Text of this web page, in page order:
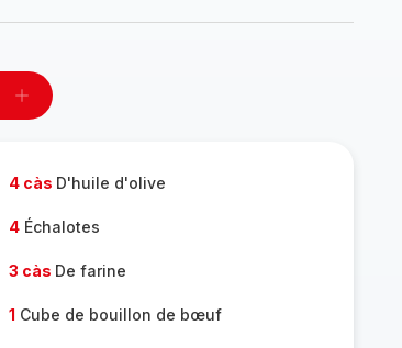
Ajouter
4 càs D'huile d'olive
4Échalotes
3 càs De farine
1 Cube de bouillon de bœuf